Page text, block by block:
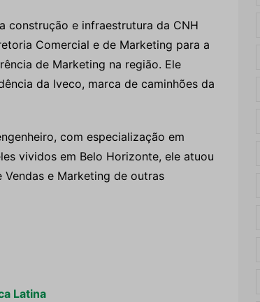
construção e infraestrutura da CNH
Comercial e de Marketing para a
de Marketing na região. Ele
da Iveco, marca de caminhões da
com especialização em
vividos em Belo Horizonte, ele atuou
e Marketing de outras
Latina